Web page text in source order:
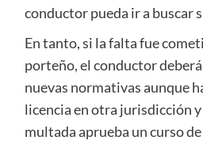
conductor pueda ir a buscar
En tanto, si la falta fue
porteño, el conductor
nuevas normativas aunque
licencia en otra jurisdicción
multada aprueba un curso